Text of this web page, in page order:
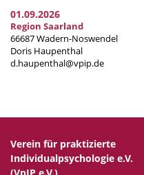
01.09.2026
Region Saarland
66687 Wadern-Noswendel
Doris Haupenthal
d.haupenthal@vpip.de
Verein für praktizierte
Individualpsychologie e.V.